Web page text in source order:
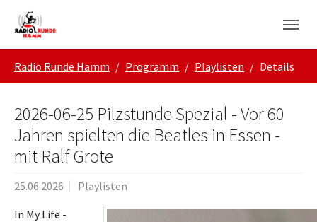
Skip to main navigation
Zum Hauptinhalt springen
Skip to page footer
Radio Runde Hamm Programm Playlisten Details
2026-06-25 Pilzstunde Spezial - Vor 60
Jahren spielten die Beatles in Essen -
mit Ralf Grote
25.06.2026
Playlisten
In My Life -